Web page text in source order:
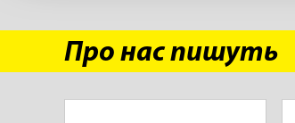
Про нас пишуть